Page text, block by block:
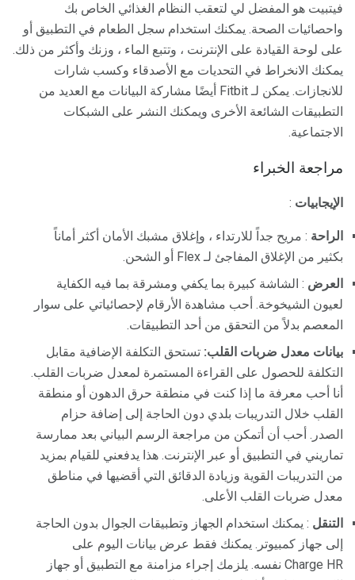
فيتبيت هو المفضل لي لتعقب النظام الغذائي الخاص بك
واحصائيات الصحة. يمكنك استخدام سجل الطعام في التطبيق أو
على لوحة القيادة على الإنترنت ، وتتبع الماء ، وزنك وأكثر من ذلك.
يمكنك الانخراط في التحديات مع الأصدقاء وكسب شارات
للانجازات. يمكن لـ Fitbit أيضًا مشاركة البيانات مع العديد من
التطبيقات الشائعة الأخرى ويمكنك النشر على الشبكات
الاجتماعية.
مراجعة الخبراء
الإيجابيات :
الراحة : مريح جداً للارتداء ، وإغلاق مشبك الأمان أكثر أماناً
بكثير من الإغلاق المفاجئ لـ Flex أو الشحن.
العرض : الشاشة كبيرة بما يكفي ومشرقة بما فيه الكفاية
لعيون الشيخوخة. أحب مشاهدة الأرقام لإحصائياتي على سوار
المعصم بدلاً من التحقق من أحد التطبيقات.
بيانات معدل ضربات القلب: تستحق التكلفة الإضافية مقابل
التكلفة للحصول على القراءة المستمرة لمعدل ضربات القلب.
أنا أحب معرفة ما إذا كنت في منطقة حرق الدهون أو منطقة
القلب خلال التدريبات بلدي دون الحاجة إلى إضافة حزام
الصدر. أحب أن أتمكن من مراجعة الرسم البياني بعد ممارسة
تماريني في التطبيق أو عبر الإنترنت. هذا يدفعني للقيام بمزيد
من التدريبات القوية وزيادة الدقائق التي أقضيها في مناطق
معدل ضربات القلب الأعلى.
التنقل : يمكنك استخدام الجهاز وتطبيقات الجوال بدون الحاجة
إلى جهاز كمبيوتر. يمكنك فقط عرض بيانات اليوم على
Charge HR نفسه. يلزمك إجراء مزامنة مع التطبيق أو جهاز